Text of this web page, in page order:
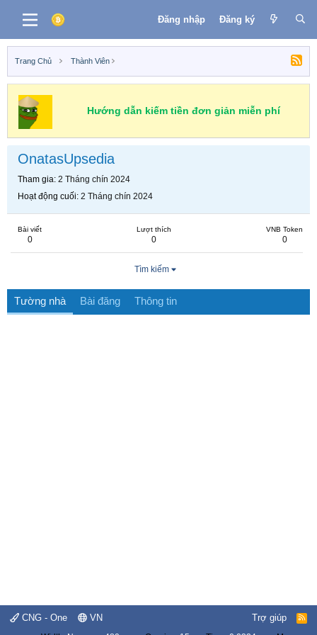
Đăng nhập Đăng ký
Trang Chủ Thành Viên
Hướng dẫn kiếm tiền đơn giản miễn phí
OnatasUpsedia
Tham gia 2 Tháng chín 2024
Hoạt động cuối 2 Tháng chín 2024
Bài viết
0
Lượt thích
0
VNB Token
0
Tìm kiếm
Tường nhà Bài đăng Thông tin
CNG - One VN Trợ giúp
R